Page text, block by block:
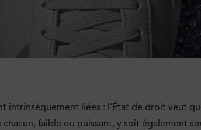
intrinsèquement liées : l’État de droit veut
faible ou puissant, y soit également